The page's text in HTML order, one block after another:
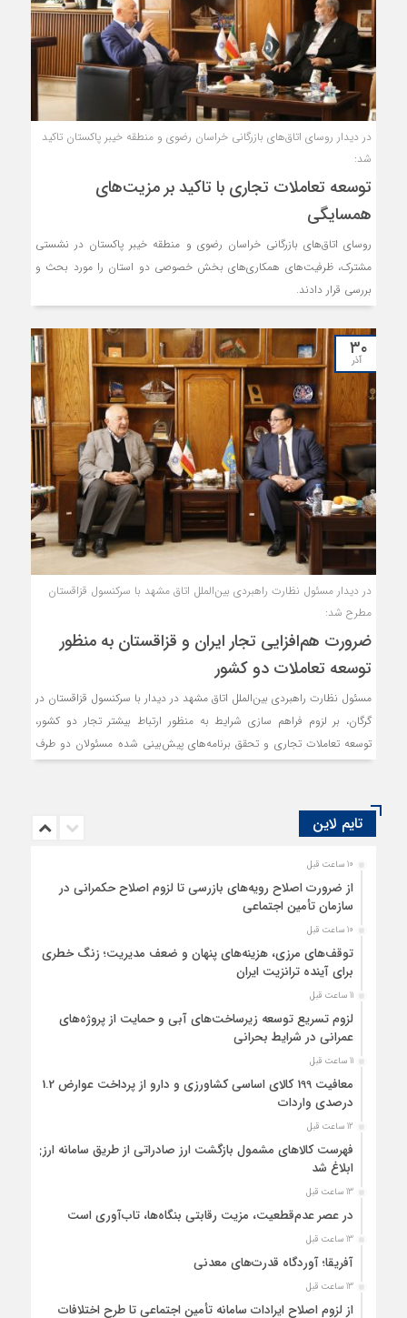
در دیدار روسای اتاق‌های بازرگانی خراسان رضوی و منطقه خیبر پاکستان تاکید
شد:
توسعه تعاملات تجاری با تاکید بر مزیت‌های
همسایگی
روسای اتاق‌های بازرگانی خراسان رضوی و منطقه خیبر پاکستان در نشستی
مشترک، ظرفیت‌های همکاری‌های بخش خصوصی دو استان را مورد بحث و
بررسی قرار دادند.
۳۰
آذر
در دیدار مسئول نظارت راهبردی بین‌الملل اتاق مشهد با سرکنسول قزاقستان
مطرح شد:
ضرورت هم‌افزایی تجار ایران و قزاقستان به منظور
توسعه تعاملات دو کشور
مسئول نظارت راهبردی بین‌الملل اتاق مشهد در دیدار با سرکنسول قزاقستان در
گرگان، بر لزوم فراهم سازی شرایط به منظور ارتباط بیشتر تجار دو کشور،
توسعه تعاملات تجاری و تحقق برنامه‌های پیش‌بینی شده مسئولان دو طرف
در این زمینه تاکید کرد.
تایم لاین
10 ساعت قبل
از ضرورت اصلاح رویه‌های بازرسی تا لزوم اصلاح حکمرانی در
سازمان تأمین اجتماعی
10 ساعت قبل
توقف‌های مرزی، هزینه‌های پنهان و ضعف مدیریت؛ زنگ خطری
برای آینده ترانزیت ایران
11 ساعت قبل
لزوم تسریع توسعه زیرساخت‌های آبی و حمایت از پروژه‌های
عمرانی در شرایط بحرانی
11 ساعت قبل
معافیت 199 کالای اساسی کشاورزی و دارو از پرداخت عوارض 1.2
درصدی واردات
12 ساعت قبل
فهرست کالاهای مشمول بازگشت ارز صادراتی از طریق سامانه ارزی
ابلاغ شد
13 ساعت قبل
در عصر عدم‌قطعیت، مزیت رقابتی بنگاه‌ها، تاب‌آوری است
13 ساعت قبل
آفریقا؛ آوردگاه قدرت‌های معدنی
13 ساعت قبل
از لزوم اصلاح ایرادات سامانه تأمین اجتماعی تا طرح اختلافات